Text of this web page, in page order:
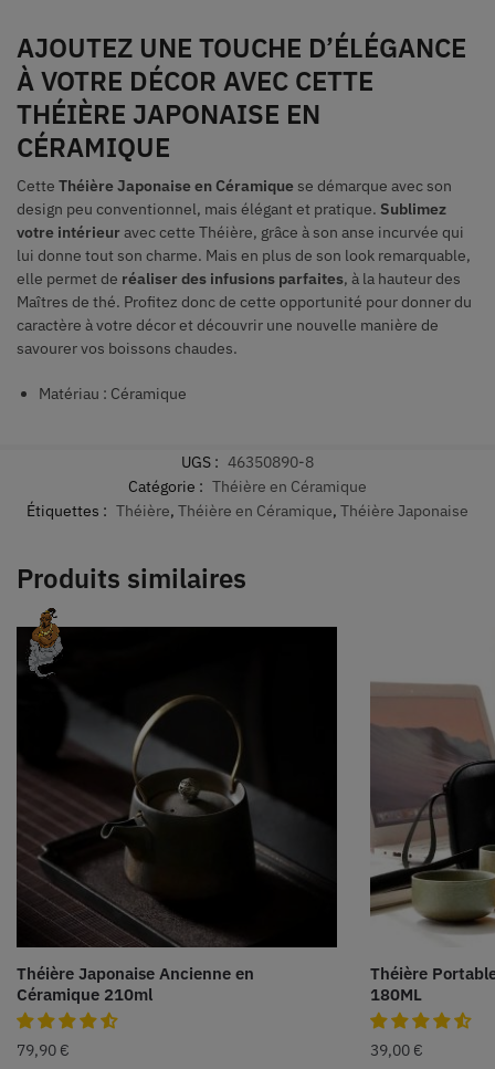
AJOUTEZ UNE TOUCHE D’ÉLÉGANCE
À VOTRE DÉCOR AVEC CETTE
THÉIÈRE JAPONAISE EN
CÉRAMIQUE
Cette Théière Japonaise en Céramique se démarque avec son
design peu conventionnel, mais élégant et pratique. Sublimez
votre intérieur avec cette Théière, grâce à son anse incurvée qui
lui donne tout son charme. Mais en plus de son look remarquable,
elle permet de réaliser des infusions parfaites, à la hauteur des
Maîtres de thé. Profitez donc de cette opportunité pour donner du
caractère à votre décor et découvrir une nouvelle manière de
savourer vos boissons chaudes.
Matériau : Céramique
UGS : 46350890-8
Catégorie : Théière en Céramique
Étiquettes : Théière, Théière en Céramique, Théière Japonaise
Produits similaires
Théière Japonaise Ancienne en
Céramique 210ml
79,90 €
Théière
180ML
39,00 €